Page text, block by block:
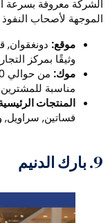
بسرعة التسليم, أسعار
والعلامات
قوانغدونغ, الصين
التجارة قوانغتشو).
من حوالي 200
الصغار
الرئيسية:الجينز
وغيرها من